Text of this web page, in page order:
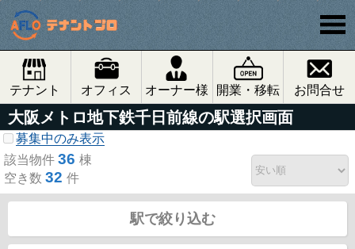
テナント オフィス オーナー様 開業・移転 お問合せ
大阪メトロ地下鉄千日前線の駅選択画面
募集中のみ表示
該当物件 36 棟
空き数 32 件
駅で絞り込む